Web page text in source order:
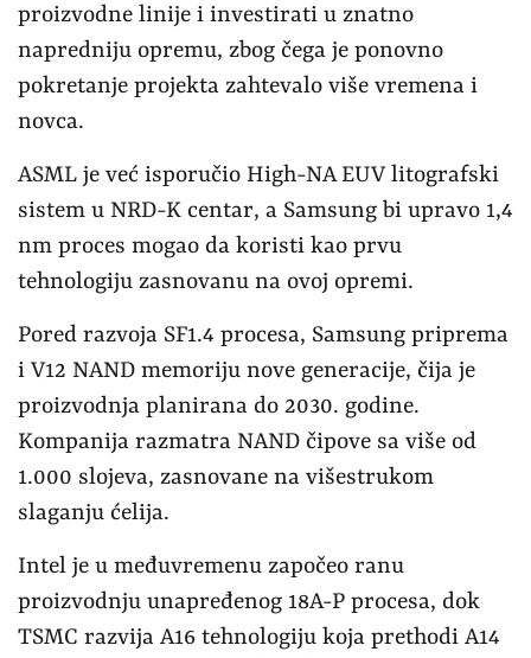
proizvodne linije i investirati u znatno
napredniju opremu, zbog čega je ponovno
pokretanje projekta zahtevalo više vremena i
novca.
ASML je već isporučio High-NA EUV litografski
sistem u NRD-K centar, a Samsung bi upravo 1,4
nm proces mogao da koristi kao prvu
tehnologiju zasnovanu na ovoj opremi.
Pored razvoja SF1.4 procesa, Samsung priprema
i V12 NAND memoriju nove generacije, čija je
proizvodnja planirana do 2030. godine.
Kompanija razmatra NAND čipove sa više od
1.000 slojeva, zasnovane na višestrukom
slaganju ćelija.
Intel je u međuvremenu započeo ranu
proizvodnju unapređenog 18A-P procesa, dok
TSMC razvija A16 tehnologiju koja prethodi A14